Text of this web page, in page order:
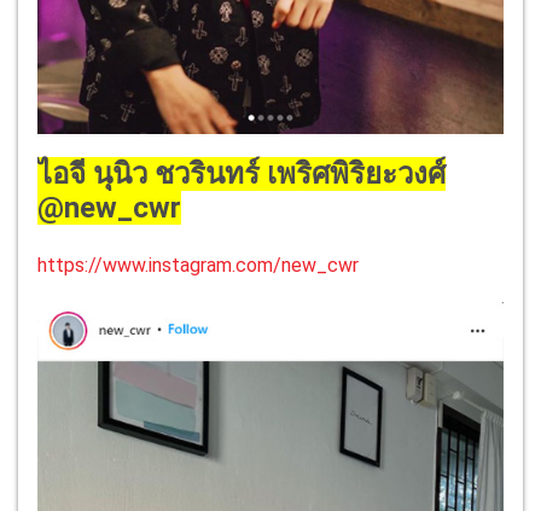
ไอจี นุนิว ชวรินทร์ เพริศพิริยะวงศ์
@new_cwr
https://www.instagram.com/new_cwr